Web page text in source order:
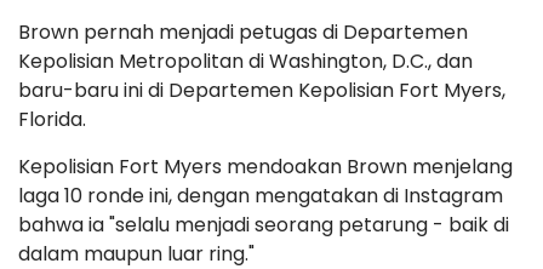
Brown pernah menjadi petugas di Departemen
Kepolisian Metropolitan di Washington, D.C., dan
baru-baru ini di Departemen Kepolisian Fort Myers,
Florida.
Kepolisian Fort Myers mendoakan Brown menjelang
laga 10 ronde ini, dengan mengatakan di Instagram
bahwa ia "selalu menjadi seorang petarung - baik di
dalam maupun luar ring."